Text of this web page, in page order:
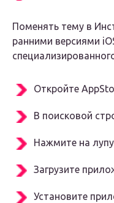
Поменять тему в
ранними версиями
Откройте
В поисковой
Нажмите на
Загрузите
Установите